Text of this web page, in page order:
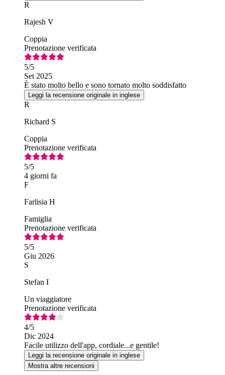
R
Rajesh V
Coppia
Prenotazione verificata
5/5
Set 2025
È stato molto bello e sono tornato molto soddisfatto
Leggi la recensione originale in inglese
R
Richard S
Coppia
Prenotazione verificata
5/5
4 giorni fa
F
Farlisia H
Famiglia
Prenotazione verificata
5/5
Giu 2026
S
Stefan I
Un viaggiatore
Prenotazione verificata
4/5
Dic 2024
Facile utilizzo dell'app, cordiale...e gentile!
Leggi la recensione originale in inglese
Mostra altre recensioni